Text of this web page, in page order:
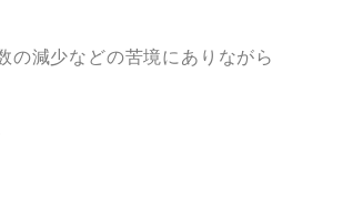
の減少などの苦境にありながら